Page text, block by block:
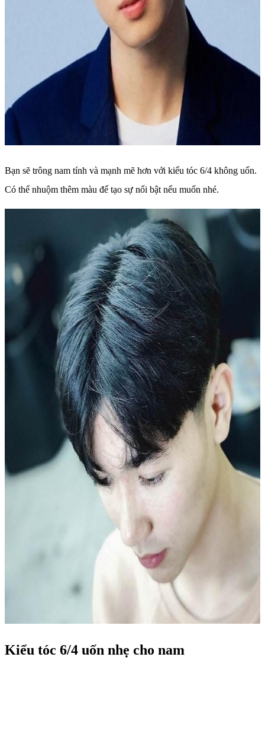
Bạn sẽ trông nam tính và mạnh mẽ hơn với kiểu tóc 6/4 không uốn.
Có thể nhuộm thêm màu để tạo sự nổi bật nếu muốn nhé.
Kiểu tóc 6/4 uốn nhẹ cho nam